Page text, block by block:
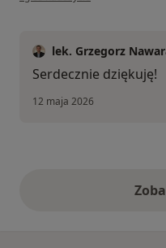
lek. Grzegorz
Serdecznie dziękuję!
12 maja 2026